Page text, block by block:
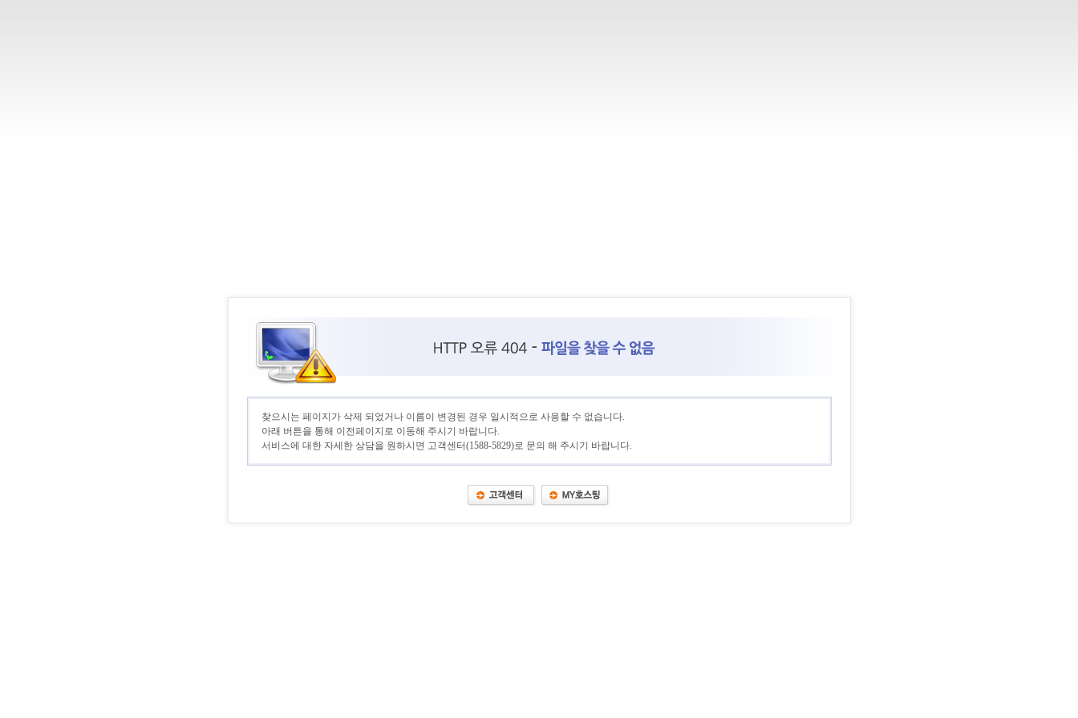
찾으시는 페이지가 삭제 되었거나 이름이 변경된 경우 일시적으로 사용할 수 없습니다.
아래 버튼을 통해 이전페이지로 이동해 주시기 바랍니다.
서비스에 대한 자세한 상담을 원하시면 고객센터(1588-5829)로 문의 해 주시기 바랍니다.